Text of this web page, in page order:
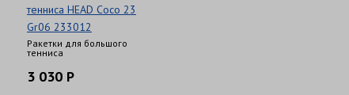
тенниса HEAD Coco 23
Gr06 233012
Ракетки для большого
тенниса
3 030 Р